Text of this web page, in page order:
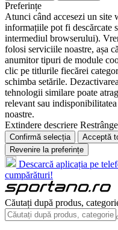
Preferințe
Atunci când accesezi un site
informațiile pot fi descărcate
intermediul browserului).
folosi serviciile noastre, așa
anumitor tipuri de module
clic pe titlurile fiecărei
schimba setările.
tehnologii similare poate
relevant sau
noastre.
Extindere descriere
Confirmă selecția
Acceptă
Revenire la preferințe
Descarcă aplicația pe
cumpărături!
Căutați după produs,